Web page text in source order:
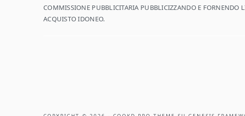
COMMISSIONE PUBBLICITARIA PUBBLICIZZANDO E FORNENDO
ACQUISTO IDONEO.